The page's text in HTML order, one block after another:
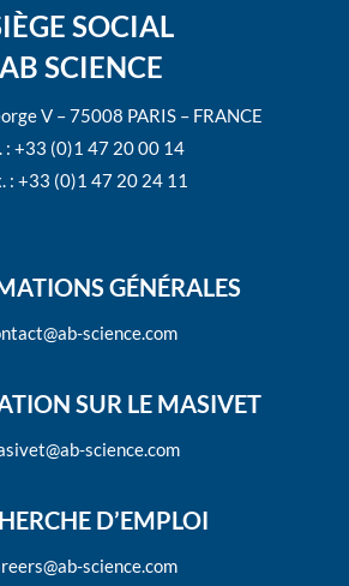
SOCIAL
AB SCIENCE
V – 75008 PARIS – FRANCE
: +33 (0)1 47 20 00 14
: +33 (0)1 47 20 24 11
GÉNÉRALES
science.com
SUR LE MASIVET
science.com
D’EMPLOI
science.com